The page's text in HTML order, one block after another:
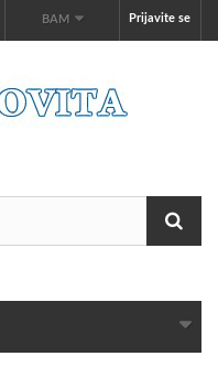
Prijavite se
BAM